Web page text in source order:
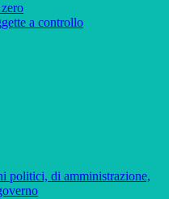
a controllo
politici, di amministrazione,